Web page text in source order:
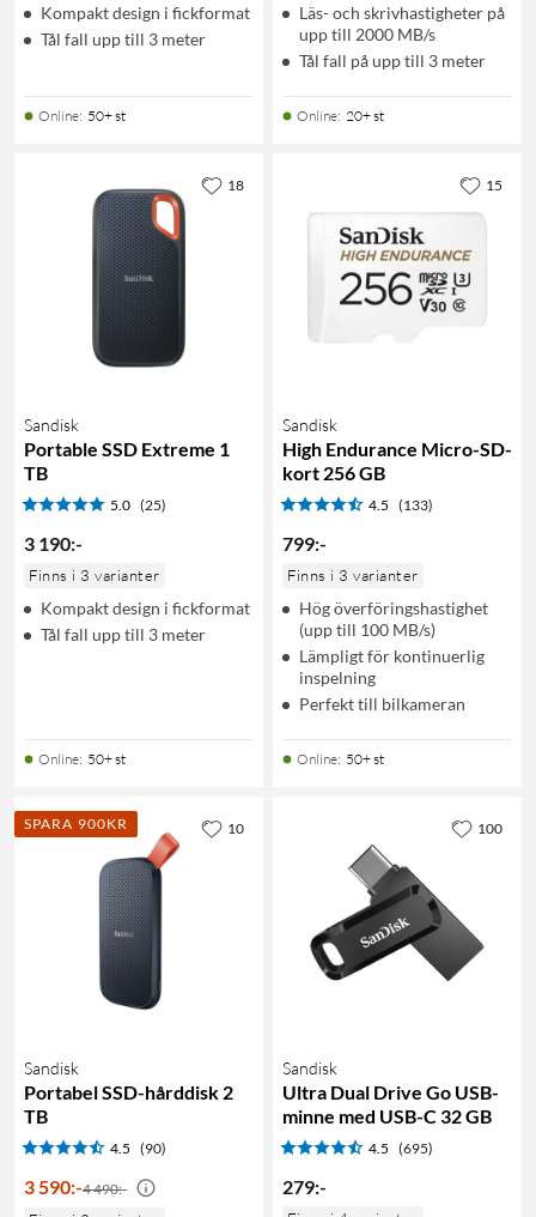
Kompakt design i fickformat
Tål fall upp till 3 meter
Online: 50+ st
Läs- och skrivhastigheter på
upp till 2000 MB/s
Tål fall på upp till 3 meter
Online: 20+ st
Sandisk
Portable SSD Extreme 1
TB
5.0 (25)
3 190:-
Finns i 3 varianter
Kompakt design i fickformat
Tål fall upp till 3 meter
Online: 50+ st
18
Sandisk
High Endurance Micro-SD-
kort 256 GB
4.5 (133)
799:-
Finns i 3 varianter
Hög överföringshastighet
(upp till 100 MB/s)
Lämpligt för kontinuerlig
inspelning
Perfekt till bilkameran
Online: 50+ st
15
SPARA 900KR
Sandisk
Portabel SSD-hårddisk 2
TB
4.5 (90)
3 590:-4 490:-
10
Sandisk
Ultra Dual Drive Go USB-
minne med USB-C 32 GB
4.5 (695)
279:-
100